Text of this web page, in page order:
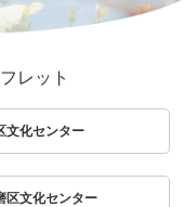
レット
文化センター
区文化センター